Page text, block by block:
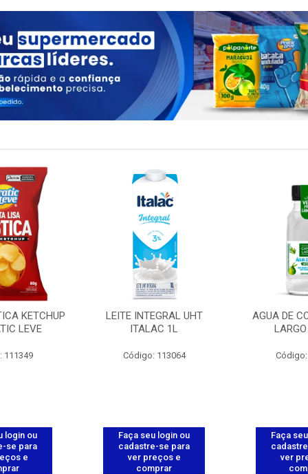
KETCHUP
LEVE
111349
login ou
se para
e
LEITE INTEGRAL UHT
ITALAC 1L
Código: 113064
Faça seu login ou
cadastre-se para
ver preços e
comprar
AGUA DE
Código:
Faça
ver